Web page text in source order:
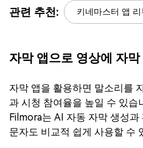
관련 추천: 키네마스터 앱 리
자막 앱으로 영상에 자막
자막 앱을 활용하면 말소리를
과 시청 참여율을 높일 수 있습
Filmora는 AI 자동 자막 생성
문자도 비교적 쉽게 사용할 수